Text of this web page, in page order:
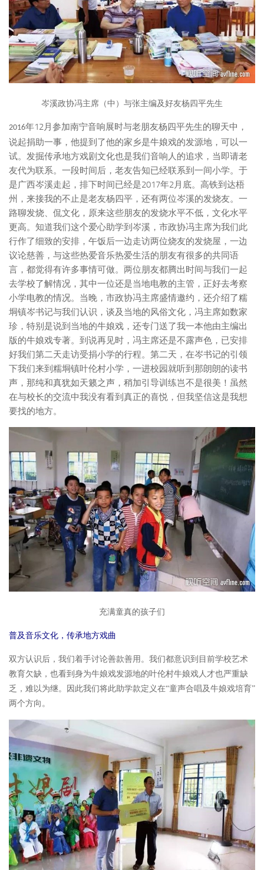
岑溪政协冯主席（中）与张主编及好友杨四平先生
2016年12月参加南宁音响展时与老朋友杨四平先生的聊天中，
说起捐助一事，他提到了他的家乡是牛娘戏的发源地，可以一
试。发掘传承地方戏剧文化也是我们音响人的追求，当即请老
友代为联系。一段时间后，老友告知已经联系到一间小学。于
是广西岑溪走起，排下时间已经是2017年2月底。高铁到达梧
州，来接我的不止是老友杨四平，还有两位岑溪的发烧友。一
路聊发烧、侃文化，原来这些朋友的发烧水平不低，文化水平
更高。知道我们这个爱心助学到岑溪，市政协冯主席为我们此
行作了细致的安排，午饭后一边走访两位烧友的发烧屋，一边
议论慈善，与这些热爱音乐热爱生活的朋友有很多的共同语
言，都觉得有许多事情可做。两位朋友都腾出时间与我们一起
去学校了解情况，其中一位还是当地电教的主管，正好去考察
小学电教的情况。当晚，市政协冯主席盛情邀约，还介绍了糯
垌镇岑书记与我们认识，谈及当地的风俗文化，冯主席如数家
珍，特别是说到当地的牛娘戏，还专门送了我一本他由主编出
版的牛娘戏专著。到说再见时，冯主席还是不露声色，已安排
好我们第二天走访受捐小学的行程。第二天，在岑书记的引领
下我们来到糯垌镇叶伦村小学，一进校园就听到那朗朗的读书
声，那纯和真犹如天籁之声，稍加引导训练岂不是很美！虽然
在与校长的交流中我没有看到真正的喜悦，但我坚信这是我想
要找的地方。
充满童真的孩子们
普及音乐文化，传承地方戏曲
双方认识后，我们着手讨论善款善用。我们都意识到目前学校艺术
教育欠缺，也看到身为牛娘戏发源地的叶伦村牛娘戏人才也严重缺
乏，难以为继。因此我们将此助学款定义在“童声合唱及牛娘戏培育”
两个方向。